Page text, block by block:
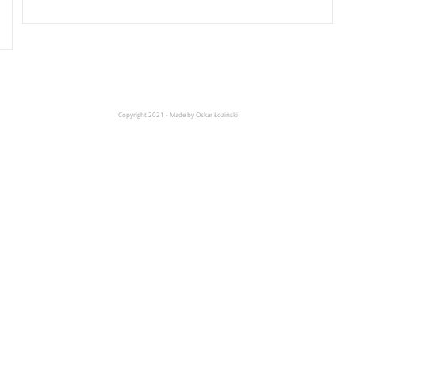
Copyright 2021 - Made by Oskar Łoziński